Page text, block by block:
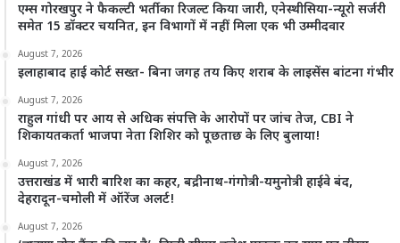
एम्स गोरखपुर ने फैकल्टी भर्ती का रिजल्ट किया जारी, एनेस्थीसिया-न्यूरो सर्जरी
समेत 15 डॉक्टर चयनित, इन विभागों में नहीं मिला एक भी उम्मीदवार
August 7, 2026
इलाहाबाद हाई कोर्ट सख्त- बिना जगह तय किए शराब के लाइसेंस बांटना गंभीर
August 7, 2026
राहुल गांधी पर आय से अधिक संपत्ति के आरोपों पर जांच तेज, CBI ने
शिकायतकर्ता भाजपा नेता शिशिर को पूछताछ के लिए बुलाया!
August 7, 2026
उत्तराखंड में भारी बारिश का कहर, बद्रीनाथ-गंगोत्री-यमुनोत्री हाईवे बंद,
देहरादून-चमोली में ऑरेंज अलर्ट!
August 7, 2026